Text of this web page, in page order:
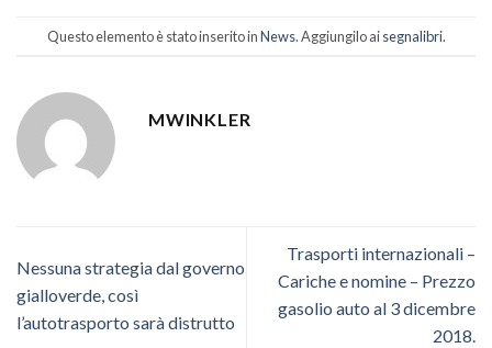
Questo elemento è stato inserito inNews. Aggiungilo aisegnalibri.
MWINKLER
Nessuna strategia dal governo
gialloverde, così
l’autotrasporto sarà distrutto
Trasporti internazionali –
Cariche e nomine – Prezzo
gasolio auto al 3 dicembre
2018.